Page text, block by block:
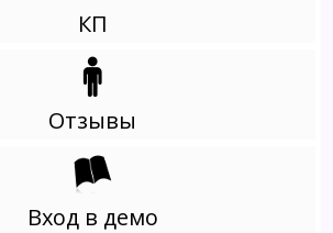
КП
Отзывы
Вход в демо